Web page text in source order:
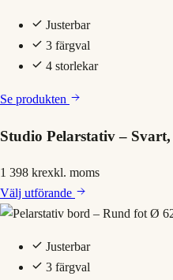
Justerbar
3 färgval
4 storlekar
Se produkten
Studio Pelarstativ –
1 398 krexkl. moms
Välj utförande
Justerbar
3 färgval